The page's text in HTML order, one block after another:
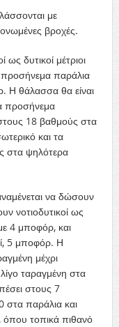
με
βροχές.
ως δυτικοί μέτριοι
προσήνεμα παράλια
Η θάλασσα θα είναι
προσήνεμα
18 βαθμούς στα
και τα
στα ψηλότερα
να δώσουν
νοτιοδυτικοί ως
με 4 μποφόρ, και
5 μποφόρ. Η
μέχρι
ταραγμένη στα
στους 7
στα παράλια και
τοπικά πιθανό